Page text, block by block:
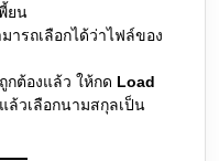
ยน
ารถเลือกได้ว่าไฟล์ของ
กต้องแล้ว ให้กด Load
แล้วเลือกนามสกุลเป็น